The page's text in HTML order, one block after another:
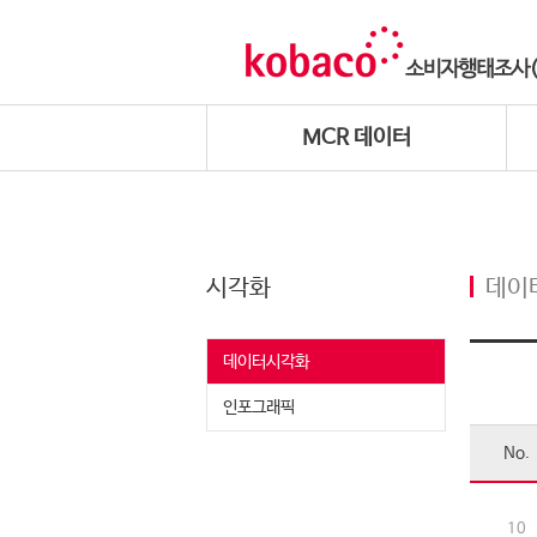
MCR 데이터
시각화
데이터시각화
인포그래픽
데이
No.
10